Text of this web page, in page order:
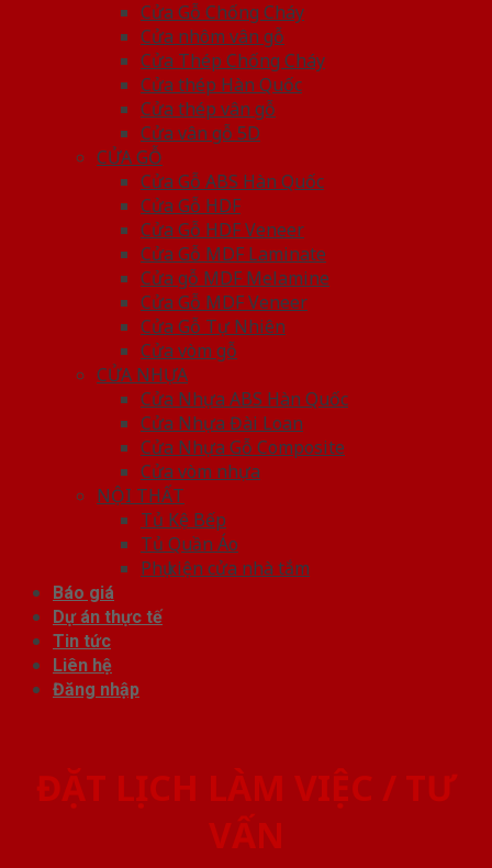
Cửa Gỗ Chống Cháy
Cửa nhôm vân gỗ
Cửa Thép Chống Cháy
Cửa thép Hàn Quốc
Cửa thép vân gỗ
Cửa vân gỗ 5D
CỬA GỖ
Cửa Gỗ ABS Hàn Quốc
Cửa Gỗ HDF
Cửa Gỗ HDF Veneer
Cửa Gỗ MDF Laminate
Cửa gỗ MDF Melamine
Cửa Gỗ MDF Veneer
Cửa Gỗ Tự Nhiên
Cửa vòm gỗ
CỬA NHỰA
Cửa Nhựa ABS Hàn Quốc
Cửa Nhựa Đài Loan
Cửa Nhựa Gỗ Composite
Cửa vòm nhựa
NỘI THẤT
Tủ Kệ Bếp
Tủ Quần Áo
Phụ kiện cửa nhà tắm
Báo giá
Dự án thực tế
Tin tức
Liên hệ
Đăng nhập
ĐẶT LỊCH LÀM VIỆC / TƯ
VẤN